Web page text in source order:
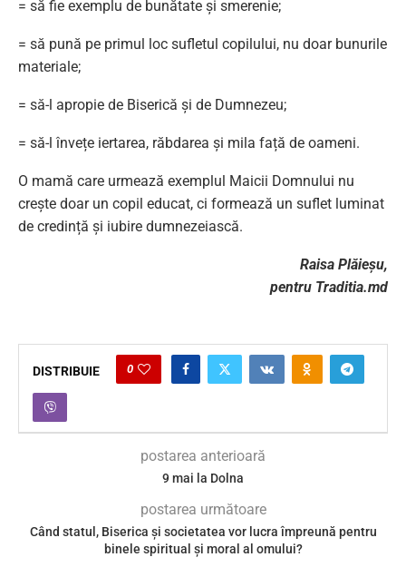
= să fie exemplu de bunătate și smerenie;
= să pună pe primul loc sufletul copilului, nu doar bunurile
materiale;
= să-l apropie de Biserică și de Dumnezeu;
= să-l învețe iertarea, răbdarea și mila față de oameni.
O mamă care urmează exemplul Maicii Domnului nu
crește doar un copil educat, ci formează un suflet luminat
de credință și iubire dumnezeiască.
Raisa Plăieșu,
pentru Traditia.md
DISTRIBUIE 0
postarea anterioară
9 mai la Dolna
postarea următoare
Când statul, Biserica și societatea vor lucra împreună pentru
binele spiritual și moral al omului?